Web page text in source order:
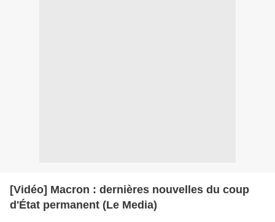
[Vidéo] Macron : dernières nouvelles du coup
d'État permanent (Le Media)